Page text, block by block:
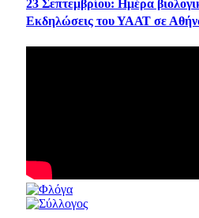
23 Σεπτεμβρίου: Ημέρα
Εκδηλώσεις του ΥΑΑΤ σε